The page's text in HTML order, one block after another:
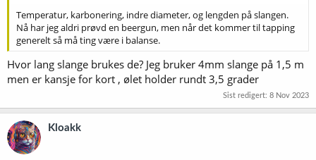
Temperatur, karbonering, indre diameter, og lengden på slangen.
Nå har jeg aldri prøvd en beergun, men når det kommer til tapping
generelt så må ting være i balanse.
Hvor lang slange brukes de? Jeg bruker 4mm slange på 1,5 m
men er kansje for kort , ølet holder rundt 3,5 grader
Sist redigert: 8 Nov 2023
Kloakk